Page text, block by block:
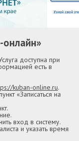
онлайн»
доступна при
есть в
kuban-online.ru.
«Записаться на
вход в систему.
и указать время